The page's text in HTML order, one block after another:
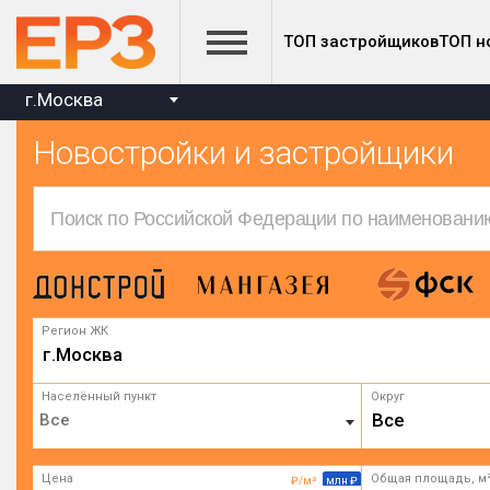
ТОП застройщиковТОП
г.Москва
Новостройки и застройщики
Регион ЖК
г.Москва
Населённый пункт Округ
Все
₽/м² млн ₽
Цена Общая площадь,